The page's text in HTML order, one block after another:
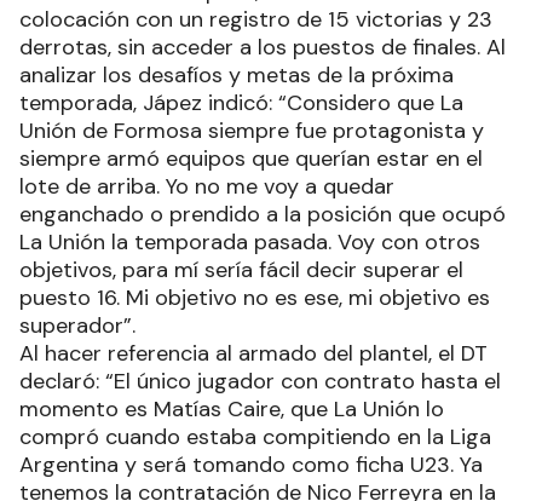
colocación con un registro de 15 victorias y 23
derrotas, sin acceder a los puestos de finales. Al
analizar los desafíos y metas de la próxima
temporada, Jápez indicó: “Considero que La
Unión de Formosa siempre fue protagonista y
siempre armó equipos que querían estar en el
lote de arriba. Yo no me voy a quedar
enganchado o prendido a la posición que ocupó
La Unión la temporada pasada. Voy con otros
objetivos, para mí sería fácil decir superar el
puesto 16. Mi objetivo no es ese, mi objetivo es
superador”.
Al hacer referencia al armado del plantel, el DT
declaró: “El único jugador con contrato hasta el
momento es Matías Caire, que La Unión lo
compró cuando estaba compitiendo en la Liga
Argentina y será tomando como ficha U23. Ya
tenemos la contratación de Nico Ferreyra en la